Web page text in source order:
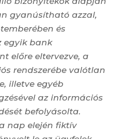
gyanúsítható azzal,
és
egyik bank
előre eltervezve, a
rendszerébe valótlan
illetve egyéb
az információs
befolyásolta.
nap elején fiktív